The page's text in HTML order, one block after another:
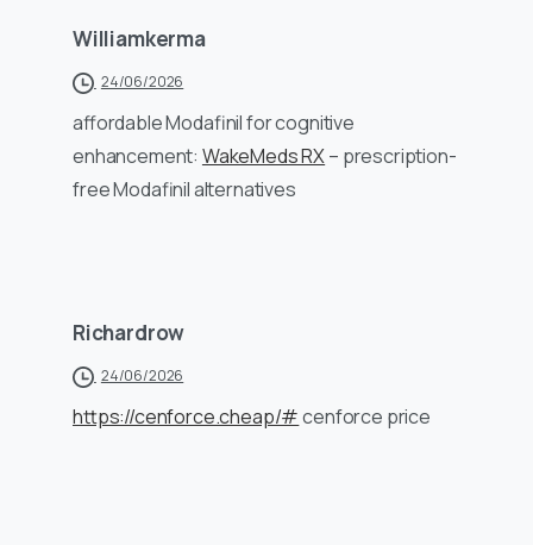
Williamkerma
24/06/2026
affordable Modafinil for cognitive
enhancement: WakeMeds RX– prescription-
free Modafinil alternatives
Richardrow
24/06/2026
https://cenforce.cheap/#cenforce price